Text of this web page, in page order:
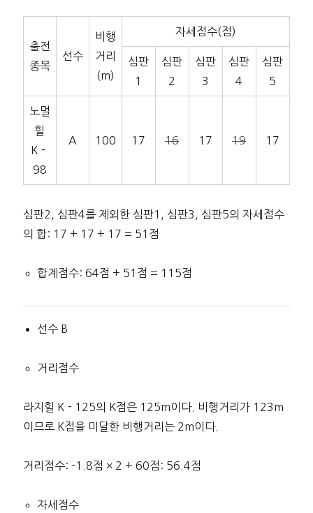
출전
종목
선수
비행
거리
(m)
자세점수(점)
심판
1
심판
2
심판
3
심판
4
심판
5
노멀
힐
K－
98
A 100 17 16 17 19 17
심판2, 심판4를 제외한 심판1, 심판3, 심판5의 자세점수
의 합: 17 + 17 + 17 = 51점
합계점수: 64점 + 51점 = 115점
선수 B
거리점수
라지힐 K－125의 K점은 125m이다. 비행거리가 123m
이므로 K점을 미달한 비행거리는 2m이다.
거리점수: -1.8점 × 2 + 60점: 56.4점
자세점수